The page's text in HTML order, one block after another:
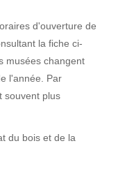
d'ouverture de
la fiche ci-
musées changent
l'année. Par
souvent plus
du bois et de la